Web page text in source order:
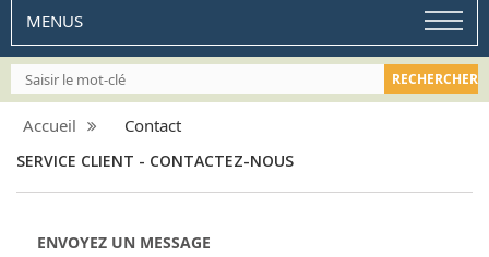
MENUS
Accueil Contact
SERVICE CLIENT - CONTACTEZ-NOUS
ENVOYEZ UN MESSAGE